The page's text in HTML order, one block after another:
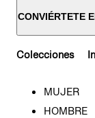
CONVIÉRTETE
Colecciones
MUJER
HOMBRE